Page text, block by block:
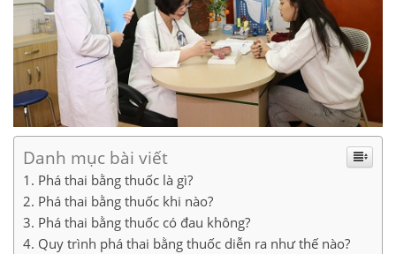
Danh mục bài viết
Phá thai bằng thuốc là gì?
Phá thai bằng thuốc khi nào?
Phá thai bằng thuốc có đau không?
Quy trình phá thai bằng thuốc diễn ra như thế nào?